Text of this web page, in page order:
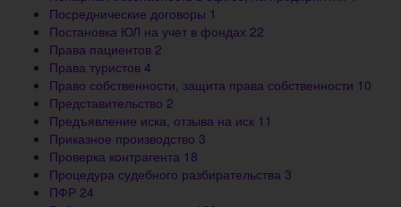
Посреднические договоры 1
Постановка ЮЛ на учет в фондах 22
Права пациентов 2
Права туристов 4
Право собственности, защита права собственности 10
Представительство 2
Предъявление иска, отзыва на иск 11
Приказное производство 3
Проверка контрагента 18
Процедура судебного разбирательства 3
ПФР 24